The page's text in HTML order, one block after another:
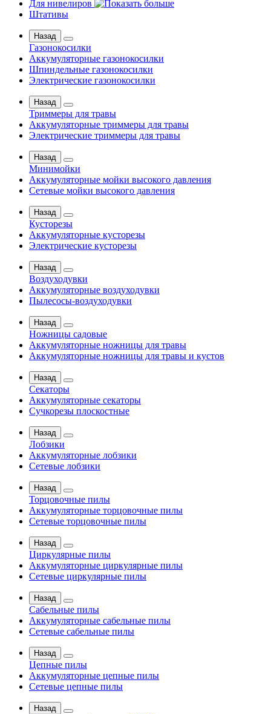
Для нивелиров
Штативы
Назад
Газонокосилки
Аккумуляторные газонокосилки
Шпиндельные газонокосилки
Электрические газонокосилки
Назад
Триммеры для травы
Аккумуляторные триммеры для травы
Электрические триммеры для травы
Назад
Минимойки
Аккумуляторные мойки высокого давления
Сетевые мойки высокого давления
Назад
Кусторезы
Аккумуляторные кусторезы
Электрические кусторезы
Назад
Воздуходувки
Аккумуляторные воздуходувки
Пылесосы-воздуходувки
Назад
Ножницы садовые
Аккумуляторные ножницы для травы
Аккумуляторные ножницы для травы и кустов
Назад
Секаторы
Аккумуляторные секаторы
Сучкорезы плоскостные
Назад
Лобзики
Аккумуляторные лобзики
Сетевые лобзики
Назад
Торцовочные пилы
Аккумуляторные торцовочные пилы
Сетевые торцовочные пилы
Назад
Циркулярные пилы
Аккумуляторные циркулярные пилы
Сетевые циркулярные пилы
Назад
Сабельные пилы
Аккумуляторные сабельные пилы
Сетевые сабельные пилы
Назад
Цепные пилы
Аккумуляторные цепные пилы
Сетевые цепные пилы
Назад